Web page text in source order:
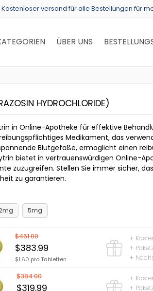
Kostenloser versand für alle Bestellungen für
ÜBER UNS
HYDROCHLORIDE)
in Online-Apotheke für effektive
Medikament, das
Blutgefäße, ermöglicht einen
bietet in vertrauenswürdigen Online-
zuzugreifen. Stellen Sie immer sicher,
zu garantieren.
5mg
$461.00
$383.99
$1.60 pro Tabletten
+
+
+
$384.00
$319.99
+
+